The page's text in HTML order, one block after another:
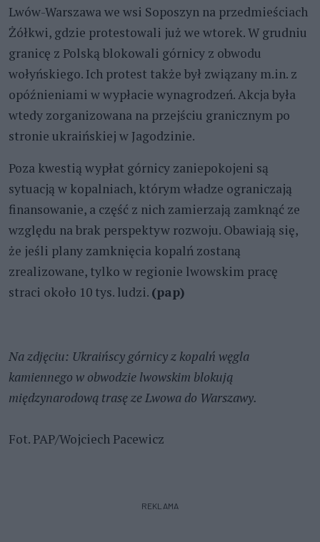
Lwów-Warszawa we wsi Soposzyn na przedmieściach
Żółkwi, gdzie protestowali już we wtorek. W grudniu
granicę z Polską blokowali górnicy z obwodu
wołyńskiego. Ich protest także był związany m.in. z
opóźnieniami w wypłacie wynagrodzeń. Akcja była
wtedy zorganizowana na przejściu granicznym po
stronie ukraińskiej w Jagodzinie.
Poza kwestią wypłat górnicy zaniepokojeni są
sytuacją w kopalniach, którym władze ograniczają
finansowanie, a część z nich zamierzają zamknąć ze
względu na brak perspektyw rozwoju. Obawiają się,
że jeśli plany zamknięcia kopalń zostaną
zrealizowane, tylko w regionie lwowskim pracę
straci około 10 tys. ludzi. (pap)
Na zdjęciu: Ukraińscy górnicy z kopalń węgla
kamiennego w obwodzie lwowskim blokują
międzynarodową trasę ze Lwowa do Warszawy.
Fot. PAP/Wojciech Pacewicz
REKLAMA